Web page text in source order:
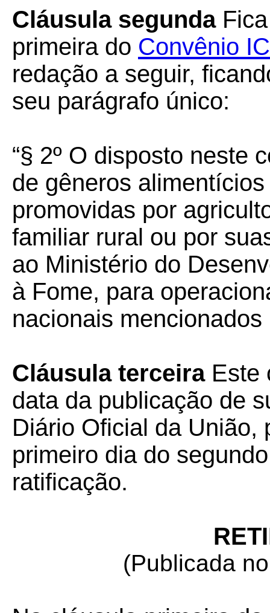
Cláusula segunda
primeira do Convênio
redação a seguir,
seu parágrafo único:
“§ 2º O disposto neste
de gêneros
promovidas por
familiar rural ou por
ao Ministério do
à Fome, para
nacionais
Cláusula terceiraEste
data da publicação de
Diário Oficial da União,
primeiro dia do
ratificação.
(Publicada